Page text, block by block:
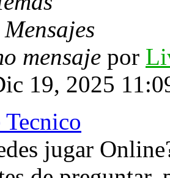
Mensajes
mensaje por
19, 2025
jugar